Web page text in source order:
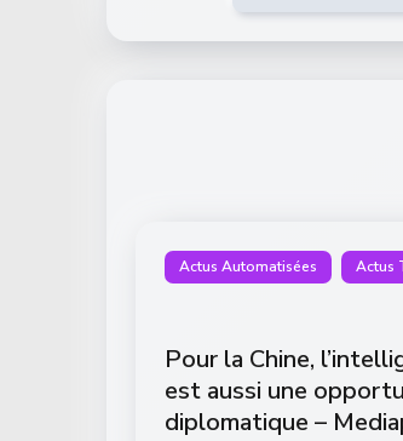
Actus Automatisées Actus
Pour la Chine,
est aussi une
diplomatique –